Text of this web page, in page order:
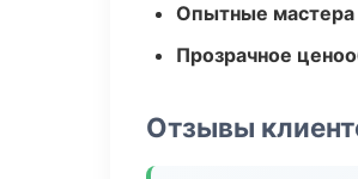
Опытные мастера
Прозрачное
Отзывы